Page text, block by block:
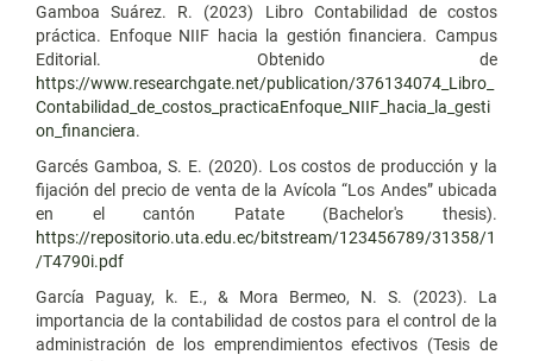
Gamboa Suárez. R. (2023) Libro Contabilidad de costos
práctica. Enfoque NIIF hacia la gestión financiera. Campus
Editorial. Obtenido de
https://www.researchgate.net/publication/376134074_Libro_
Contabilidad_de_costos_practicaEnfoque_NIIF_hacia_la_gesti
on_financiera.
Garcés Gamboa, S. E. (2020). Los costos de producción y la
fijación del precio de venta de la Avícola “Los Andes” ubicada
en el cantón Patate (Bachelor's thesis).
https://repositorio.uta.edu.ec/bitstream/123456789/31358/1
/T4790i.pdf
García Paguay, k. E., & Mora Bermeo, N. S. (2023). La
importancia de la contabilidad de costos para el control de la
administración de los emprendimientos efectivos (Tesis de